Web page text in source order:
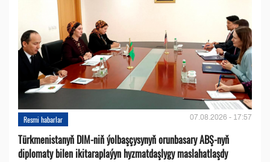
Resmi habarlar 07.08.2026 - 17:57
Türkmenistanyň DIM-niň ýolbaşçysynyň orunbasary ABŞ-nyň
diplomaty bilen ikitaraplaýyn hyzmatdaşlygy maslahatlaşdy